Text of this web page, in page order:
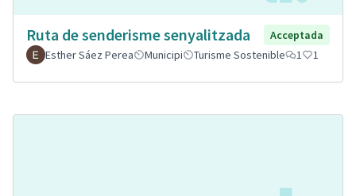
Ruta de senderisme senyalitzada
Acceptada
Esther Sáez Perea
Municipi Turisme Sostenible 1 1